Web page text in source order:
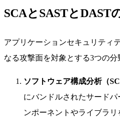
SCAとSASTとDAST
アプリケーションセキュリティ
なる攻撃面を対象とする3つの分
ソフトウェア構成分析（
にバンドルされたサード
ンポーネントやライブラ